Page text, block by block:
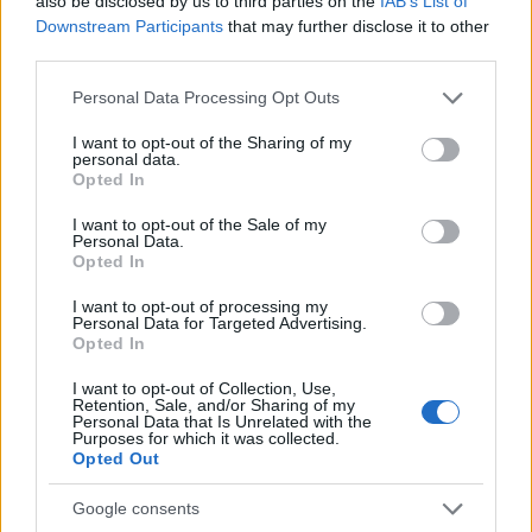
Downstream Participants that may further disclose it to other
Please note that this website/app uses one or more Google
not limited to your visit or usage behaviour. You may click to
grant or deny consent to Google and its third-party tags to
use your data for below specified purposes in below Google
consent section.
Personal Data Processing Opt Outs
I want to opt-out of the Sharing of my
personal data.
Opted In
I want to opt-out of the Sale of my
Personal Data.
Opted In
I want to opt-out of processing my
Personal Data for Targeted Advertising.
Opted In
I want to opt-out of Collection, Use,
Retention, Sale, and/or Sharing of my
Personal Data that Is Unrelated with the
Purposes for which it was collected.
Opted Out
Google consents
στέλνουν την πρωτεΐνη-ακίδα στον πυρήνα του
κυττάρου και όχι στο κυττατικό υγρό
(κυτοσόλη) που βρίσκεται μέσα στο κύτταρο
όπου ο ιός παράγει κανονικά πρωτεΐνες,
ανέφερε ο Μάρσαλεκ, όπως προκύπτει από
προδημοσίευση της έκθεσης που περιγράφουν οι
Μόλις βρεθούν μέσα στον πυρήνα του κυττάρου,
τμήματα της πρωτεΐνης-ακίδας σπάνε σε
κομμάτια, δημιουργώντας παραλλάξεις, που
δεν μπορούν να προσδεθούν στην κυτταρική